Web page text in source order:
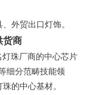
外贸出口灯饰。
货商
珠厂商的中心芯片
细分范畴技能领
的中心基材。